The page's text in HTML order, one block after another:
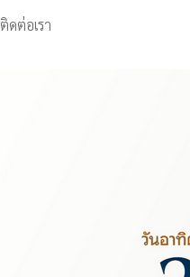
ติดต่อเรา